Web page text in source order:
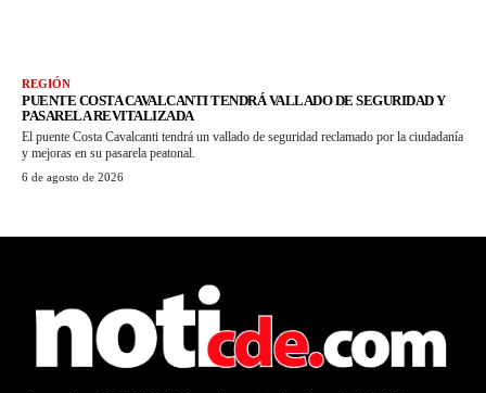
REGIÓN
PUENTE COSTA CAVALCANTI TENDRÁ VALLADO DE SEGURIDAD Y
PASARELA REVITALIZADA
El puente Costa Cavalcanti tendrá un vallado de seguridad reclamado por la ciudadanía
y mejoras en su pasarela peatonal.
6 de agosto de 2026